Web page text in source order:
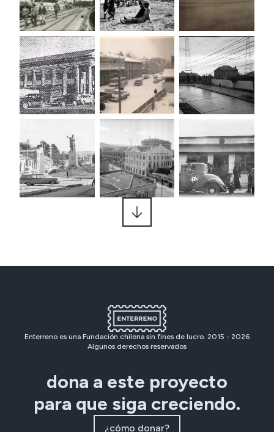
Enterreno es una Fundación chilena sin fines de lucro. 2015 - 2026
Algunos derechos reservados
dona a este proyecto
para que siga creciendo.
¿cómo donar?